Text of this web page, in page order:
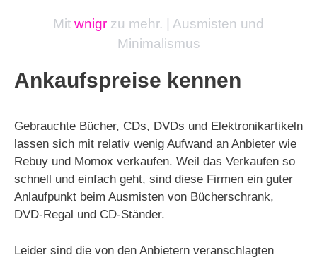
Mit wnigr zu mehr. | Ausmisten und
Minimalismus
Ankaufspreise kennen
Gebrauchte Bücher, CDs, DVDs und Elektronikartikeln
lassen sich mit relativ wenig Aufwand an Anbieter wie
Rebuy und Momox verkaufen. Weil das Verkaufen so
schnell und einfach geht, sind diese Firmen ein guter
Anlaufpunkt beim Ausmisten von Bücherschrank,
DVD-Regal und CD-Ständer.
Leider sind die von den Anbietern veranschlagten